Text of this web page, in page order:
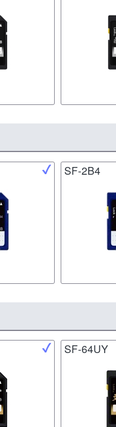
SF-2B4
SF-64UY